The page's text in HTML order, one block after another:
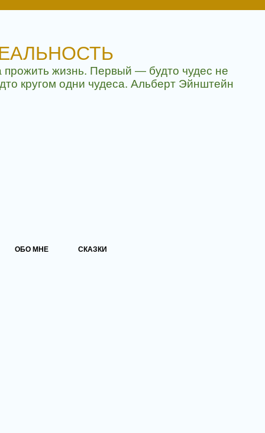
прожить жизнь. Первый — будто чудес не
кругом одни чудеса. Альберт Эйнштейн
ОБО МНЕ СКАЗКИ